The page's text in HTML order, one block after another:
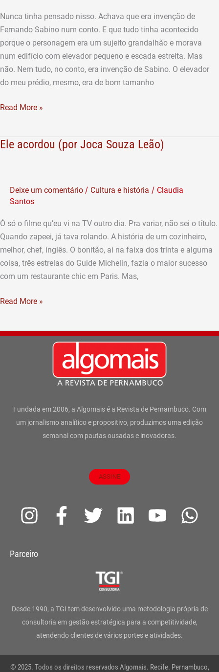
Nunca tinha pensado nisso. Achava que era invenção de
Fernando Sabino num conto. E que tudo tinha acontecido
porque o personagem era um sujeito grandalhão e morava
num edifício com elevador pequeno e escada estreita. Mas
não. Nem tudo, no conto, era invenção de Sabino. O elevador
do meu prédio, mesmo, era de bom tamanho
Souza
Leão)
Read More »
Ele acordou (por Joca Souza Leão)
Deixe um comentário / Cultura e história / Claudia
Santos
Ó só o filme qu’eu vi na TV outro dia. Pra variar, não sei o título.
Quando zapeei, já tava rolando. A história de um cozinheiro,
melhor, chef, inglês. O bonitão, aí na faixa dos trinta e alguma
coisa, três estrelas do Guide Michelin, fazia o maior sucesso
com um restaurante chic em Paris. Mas,
Ele
Souza
Read More »
Fundada em 2006, a Algomais é a Revista de Pernambuco. Com
um jornalismo analítico e propositivo, produzimos uma edição
semanal com pautas ousadas e inovadoras.
ASSINE
I
s
g
r
a
m
F
a
o
o
k
-
T
t
e
r
L
d
i
n
Y
b
e
W
a
p
Parceiro
Desde 1990, a TGI tem desenvolvido uma metodologia própria de
consultoria em gestão estratégica para a competitividade,
atendendo clientes de vários portes e atividades.
© 2025. Todos os direitos reservados Algomais. Recife. Pernambuco,